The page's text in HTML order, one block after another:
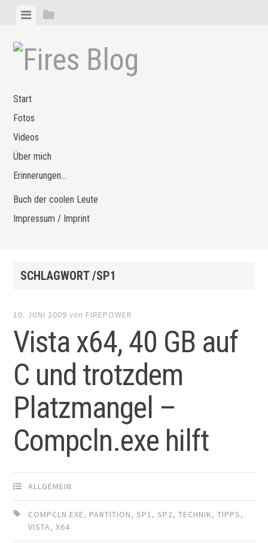
Zum
springen
MenüSeitenleiste
Start
Fotos
Videos
Über mich
Erinnerungen…
Buch der coolen Leute
Impressum / Imprint
SCHLAGWORT /SP1
10. JUNI 2009 von FIREPOWER
Vista x64, 40 GB auf
C und trotzdem
Platzmangel –
Compcln.exe hilft
ALLGEMEIN
COMPCLN.EXE, PARTITION,SP1,SP2,TECHNIK,TIPPS,
VISTA,X64